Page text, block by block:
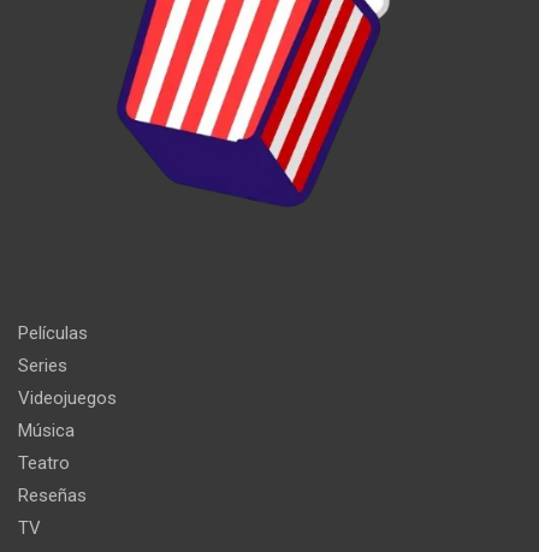
Películas
Series
Videojuegos
Música
Teatro
Reseñas
TV